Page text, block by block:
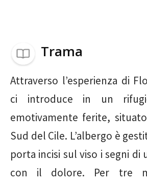
Trama
Attraverso l’esperienza di
ci introduce in un
emotivamente ferite,
Sud del Cile. L’albergo è
porta incisi sul viso i segni di
con il dolore. Per tre